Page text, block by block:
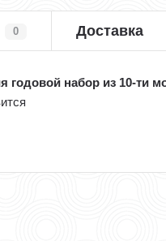
0 Доставка
годовой набор из 10-ти